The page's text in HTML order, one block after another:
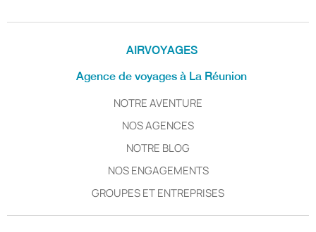
AIRVOYAGES
Agence de voyages à La Réunion
NOTRE AVENTURE
NOS AGENCES
NOTRE BLOG
NOS ENGAGEMENTS
GROUPES ET ENTREPRISES